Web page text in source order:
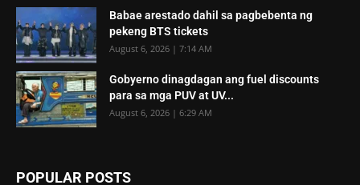
Babae arestado dahil sa pagbebenta ng
pekeng BTS tickets
August 6, 2026 | 7:14 AM
Gobyerno dinagdagan ang fuel discounts
para sa mga PUV at UV...
August 6, 2026 | 6:29 AM
POPULAR POSTS